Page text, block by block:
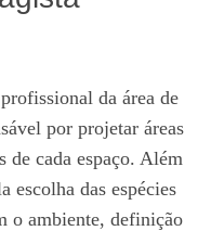
da área de
por projetar áreas
de cada espaço. Além
escolha das espécies
o ambiente, definição